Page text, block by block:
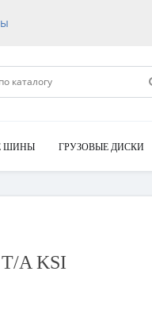
ШИНЫ ГРУЗОВЫЕ ДИСКИ
A KSI